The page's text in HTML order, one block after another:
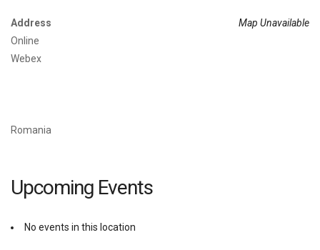
Map Unavailable
Address
Online
Webex
Romania
Upcoming Events
No events in this location